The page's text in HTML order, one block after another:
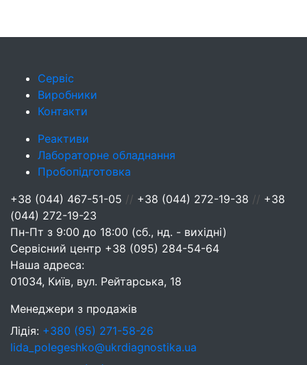
Сервіс
Виробники
Контакти
Реактиви
Лабораторне обладнання
Пробопідготовка
+38 (044) 467-51-05 // +38 (044) 272-19-38 // +38
(044) 272-19-23
Пн-Пт з 9:00 до 18:00 (сб., нд. - вихідні)
Сервісний центр +38 (095) 284-54-64
Наша адреса:
01034, Київ, вул. Рейтарська, 18
Менеджери з продажів
Лідія: +380 (95) 271-58-26
lida_polegeshko@ukrdiagnostika.ua